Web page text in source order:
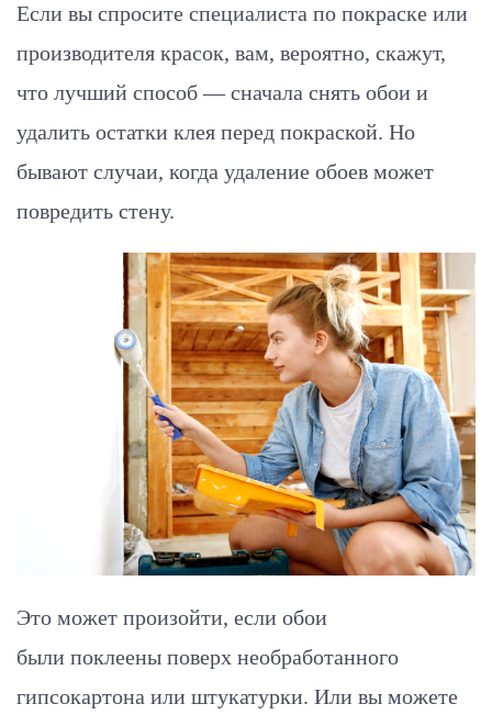
Если вы спросите специалиста по покраске или
производителя красок, вам, вероятно, скажут,
что лучший способ — сначала снять обои и
удалить остатки клея перед покраской. Но
бывают случаи, когда удаление обоев может
повредить стену.
Это может произойти, если обои
были поклеены поверх необработанного
гипсокартона или штукатурки. Или вы можете